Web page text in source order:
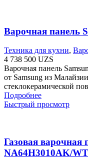
Варочная панель
Техника для кухни,
4 738 500 UZS
Варочная панель
от Samsung из
стеклокерамической
Подробнее
Быстрый просмотр
Газовая варочная
NA64H3010AK/WT